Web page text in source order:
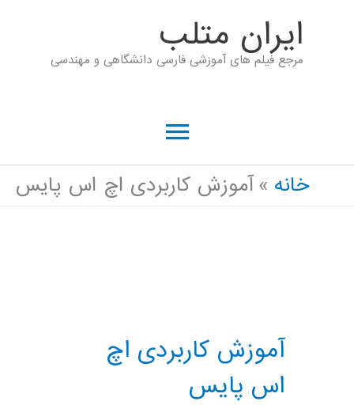
ايران متلب
مرجع فیلم های آموزشی فارسی دانشگاهی و مهندسی
فهرست
اصلی
خانه آموزش کاربردی اچ اس پایس
آموزش کاربردی اچ
اس پایس